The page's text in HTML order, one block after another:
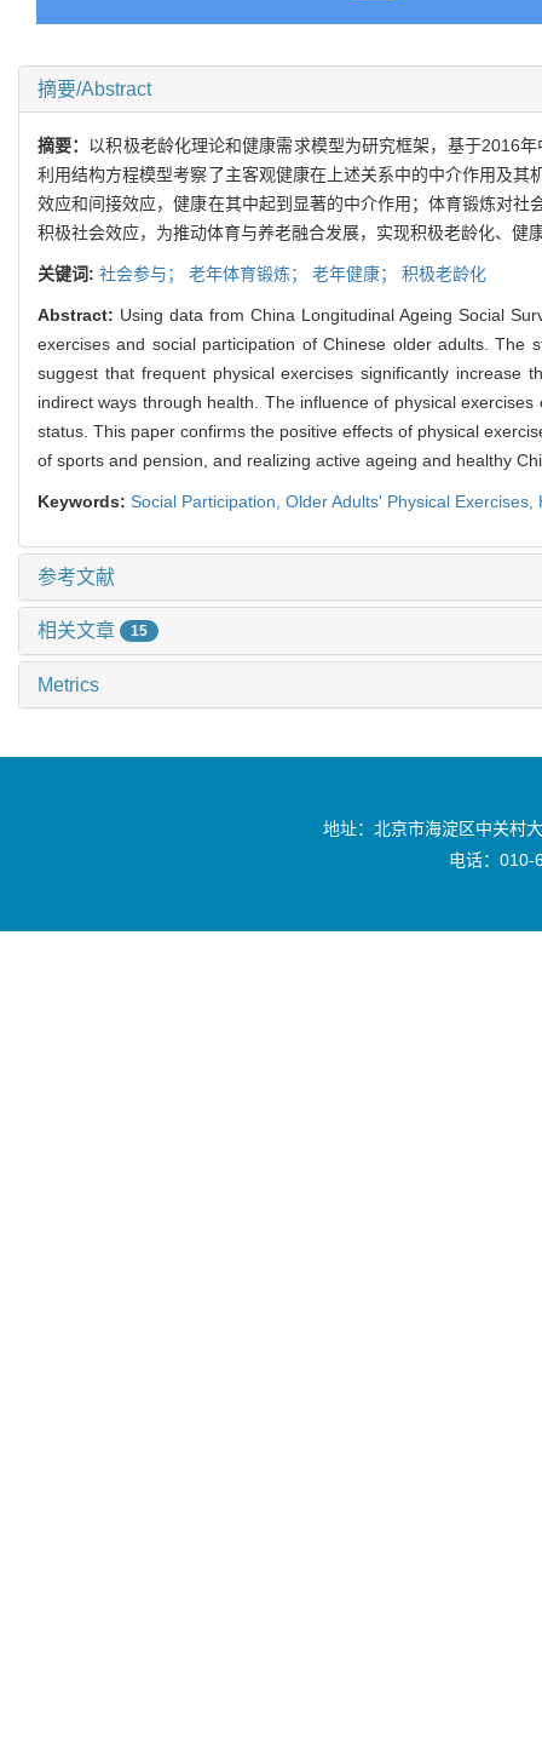
摘要/Abstract
摘要： 以积极老龄化理论和健康需求模型为研究框架，基于2016
利用结构方程模型考察了主客观健康在上述关系中的中介作用及
效应和间接效应，健康在其中起到显著的中介作用；体育锻炼对
积极社会效应，为推动体育与养老融合发展，实现积极老龄化、健
关键词: 社会参与； 老年体育锻炼； 老年健康； 积极老龄化
Abstract: Using data from China Longitudinal Ageing Social
exercises and social participation of Chinese older adults. The
suggest that frequent physical exercises significantly increase
indirect ways through health. The influence of physical
status. This paper confirms the positive effects of physical
of sports and pension, and realizing active ageing and healthy
Keywords: Social Participation, Older Adults' Physical Exercises,
参考文献
相关文章 15
Metrics
地址：北京市海淀区中关村
电话：